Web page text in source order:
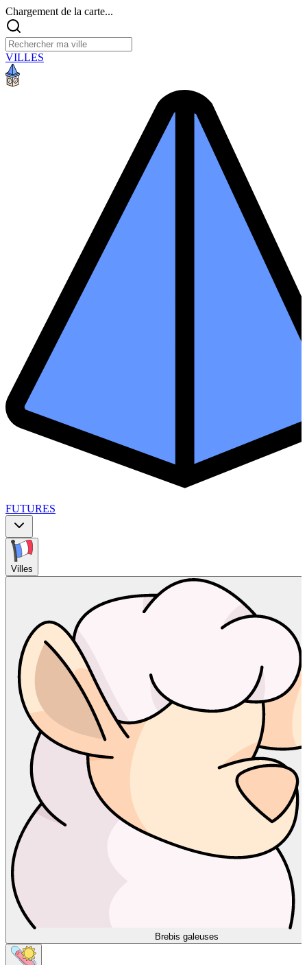
Chargement de la carte...
VILLES
FUTURES
Villes
Brebis galeuses